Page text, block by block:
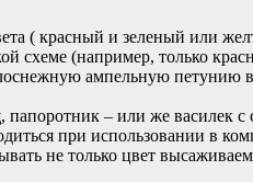
( красный и зеленый или
схеме (например, только
ампельную петунию
– или же василек
при использовании в
не только цвет